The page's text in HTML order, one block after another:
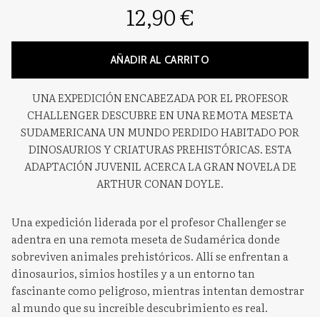
12,90 €
AÑADIR AL CARRITO
UNA EXPEDICIÓN ENCABEZADA POR EL PROFESOR
CHALLENGER DESCUBRE EN UNA REMOTA MESETA
SUDAMERICANA UN MUNDO PERDIDO HABITADO POR
DINOSAURIOS Y CRIATURAS PREHISTÓRICAS. ESTA
ADAPTACIÓN JUVENIL ACERCA LA GRAN NOVELA DE
ARTHUR CONAN DOYLE.
Una expedición liderada por el profesor Challenger se
adentra en una remota meseta de Sudamérica donde
sobreviven animales prehistóricos. Allí se enfrentan a
dinosaurios, simios hostiles y a un entorno tan
fascinante como peligroso, mientras intentan demostrar
al mundo que su increíble descubrimiento es real.